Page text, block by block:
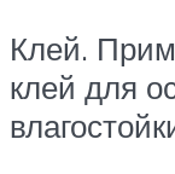
Клей.
клей для